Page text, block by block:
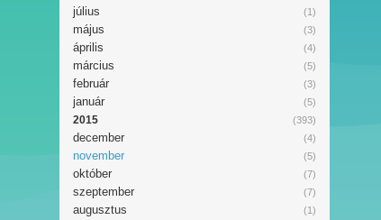
(1)
július
(3)
május
(4)
április
(5)
március
(3)
február
(5)
január
(393)
2015
(4)
december
(5)
november
(7)
október
(7)
szeptember
(1)
augusztus